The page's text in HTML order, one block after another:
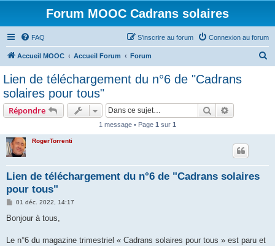
Forum MOOC Cadrans solaires
FAQ Connexion au forum
S’inscrire au forum
Accueil MOOC Accueil Forum Forum
Lien de téléchargement du n°6 de "Cadrans
solaires pour tous"
Répondre Rechercher
1 message • Page 1 sur 1
RogerTorrenti
Lien de téléchargement du n°6 de "Cadrans solaires
pour tous"
M
s
g
01 déc. 2022, 14:17
Bonjour à tous,
Le n°6 du magazine trimestriel « Cadrans solaires pour tous » est paru et